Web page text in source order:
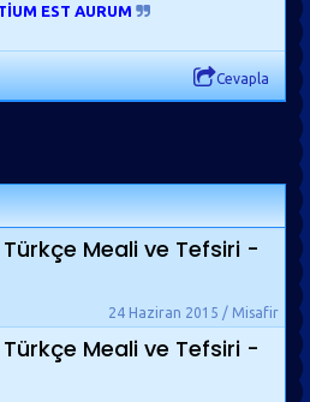
EST AURUM
Cevapla
Meali ve Tefsiri -
24 Haziran 2015 / Misafir
Meali ve Tefsiri -